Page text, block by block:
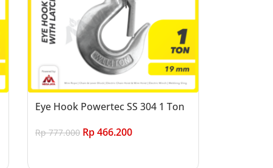
Eye Hook Powertec SS 304 1 Ton
Rp777.000 Rp466.200